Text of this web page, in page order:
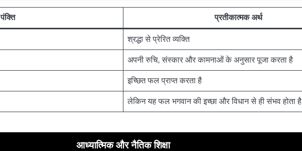
पंक्ति प्रतीकात्मक अर्थ
श्रद्धा से प्रेरित व्यक्ति
अपनी रुचि, संस्कार और कामनाओं के अनुसार पूजा करता है
इच्छित फल प्राप्त करता है
लेकिन यह फल भगवान की इच्छा और विधान से ही संभव होता है
आध्यात्मिक और नैतिक शिक्षा